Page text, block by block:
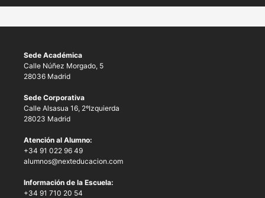
Sede Académica
Calle Núñez Morgado, 5
28036 Madrid
Sede Corporativa
Calle Alsasua 16, 2ºIzquierda
28023 Madrid
Atención al Alumno:
+34 91 022 96 49
alumnos@nexteducacion.com
Información de la Escuela:
+34 91 710 20 54